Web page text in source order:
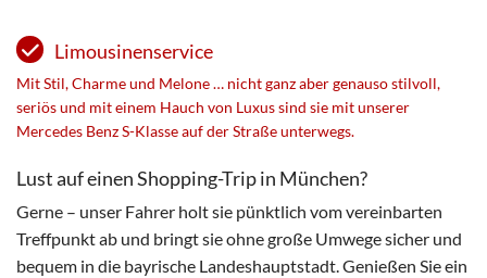
Limousinenservice
Mit Stil, Charme und Melone … nicht ganz aber genauso stilvoll,
seriös und mit einem Hauch von Luxus sind sie mit unserer
Mercedes Benz S-Klasse auf der Straße unterwegs.
Lust auf einen Shopping-Trip in München?
Gerne – unser Fahrer holt sie pünktlich vom vereinbarten
Treffpunkt ab und bringt sie ohne große Umwege sicher und
bequem in die bayrische Landeshauptstadt. Genießen Sie ein